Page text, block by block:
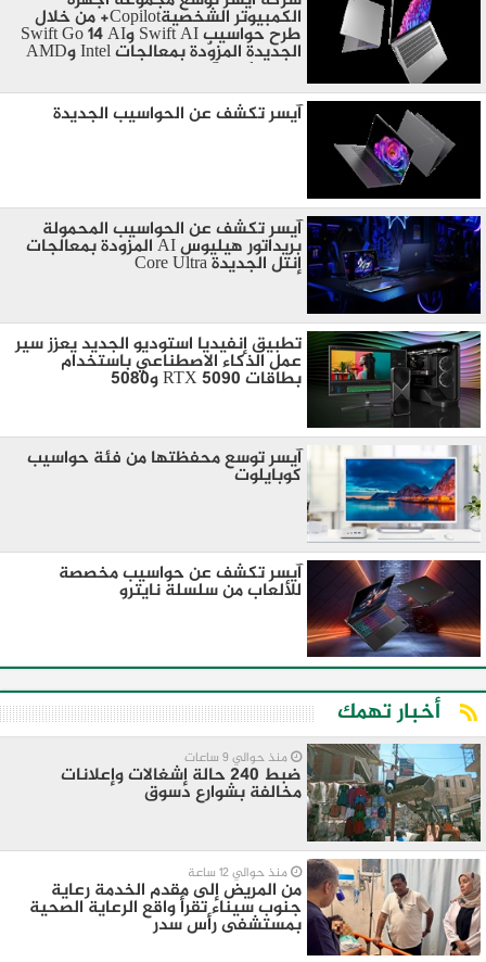
الكمبيوتر الشخصيةCopilot+ من خلال
طرح حواسيب Swift AI وSwift Go 14 AI
الجديدة المزوّدة بمعالجات Intel وAMD
آيسر تكشف عن الحواسيب الجديدة
آيسر تكشف عن الحواسيب المحمولة
بريداتور هيليوس AI المزودة بمعالجات
إنتل الجديدة Core Ultra
تطبيق إنفيديا استوديو الجديد يعزز سير
عمل الذكاء الاصطناعي باستخدام
بطاقات RTX 5090 و5080
آيسر توسع محفظتها من فئة حواسيب
كوبايلوت
آيسر تكشف عن حواسيب مخصصة
للألعاب من سلسلة نايترو
أخبار تهمك
منذ حوالي 9 ساعات
ضبط 240 حالة إشغالات وإعلانات
مخالفة بشوارع دسوق
منذ حوالي 12 ساعة
من المريض إلى مقدم الخدمة رعاية
جنوب سيناء تقرأ واقع الرعاية الصحية
بمستشفى رأس سدر